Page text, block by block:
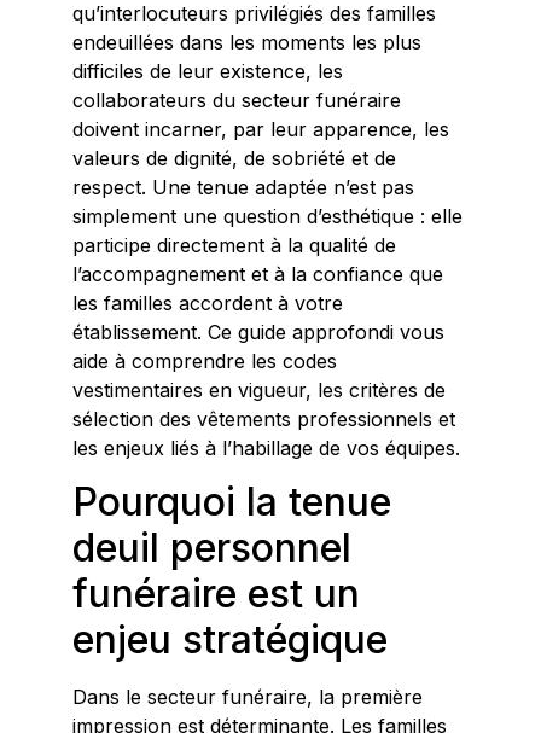
qu’interlocuteurs privilégiés des familles
endeuillées dans les moments les plus
difficiles de leur existence, les
collaborateurs du secteur funéraire
doivent incarner, par leur apparence, les
valeurs de dignité, de sobriété et de
respect. Une tenue adaptée n’est pas
simplement une question d’esthétique : elle
participe directement à la qualité de
l’accompagnement et à la confiance que
les familles accordent à votre
établissement. Ce guide approfondi vous
aide à comprendre les codes
vestimentaires en vigueur, les critères de
sélection des vêtements professionnels et
les enjeux liés à l’habillage de vos équipes.
Pourquoi la tenue
deuil personnel
funéraire est un
enjeu stratégique
Dans le secteur funéraire, la première
impression est déterminante. Les familles